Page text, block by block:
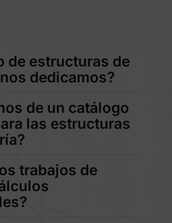
de estructuras de
dedicamos?
de un catálogo
las estructuras
trabajos de